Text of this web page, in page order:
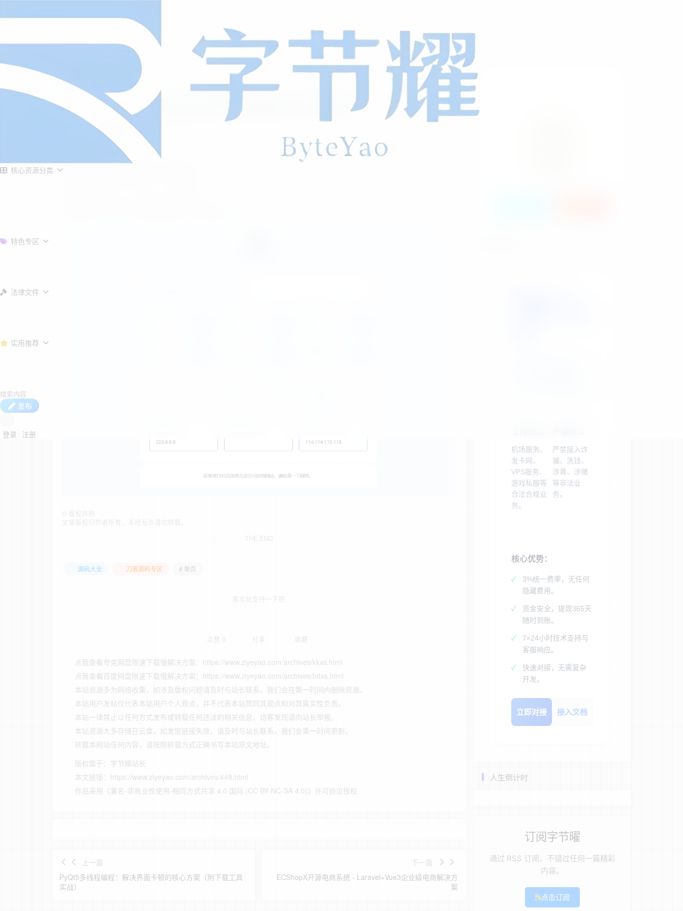
核心资源分类
特色专区
法律文件
实用推荐
发布
登录 注册
正文
静鱼引导页导航系统源码 全开源 带后台
字节耀站长
1月14日发布
正在检测是否收录...
静鱼引导页导航系统源码 全开源 带后台
源码大全 刀客源码专区 # 单页
点赞 0 分享 收藏
点我查看夸克网盘限速下载慢解决方案：https://www.ziyeyao.com/archives/kkxs.html
点我查看百度网盘限速下载慢解决方案：https://www.ziyeyao.com/archives/bdxs.html
本站资源多为网络收集，如涉及版权问题请及时与站长联系，我们会在第一时间内删除资源。
本站用户发帖仅代表本站用户个人观点，并不代表本站赞同其观点和对其真实性负责。
本站一律禁止以任何方式发布或转载任何违法的相关信息，访客发现请向站长举报。
本站资源大多存储在云盘，如发现链接失效，请及时与站长联系，我们会第一时间更新。
转载本网站任何内容，请按照转载方式正确书写本站原文地址。
版权属于： 字节耀站长
本文链接： https://www.ziyeyao.com/archives/449.html
作品采用 《署名-非商业性使用-相同方式共享 4.0 国际 (CC BY-NC-SA 4.0)》许可协议授权
上一篇
PyQt5多线程编程：解决界面卡顿的核心方案（附下载工具
实战）
下一篇
ECShopX开源电商系统 - Laravel+Vue3企业级电商解决方
案
机场服务、
发卡网、
VPS服务、
游戏私服等
合法合规业
务。
严禁接入诈
骗、洗钱、
涉黄、涉赌
等非法业
务。
核心优势：
3%统一费率，无任何
隐藏费用。
资金安全，提现365天
随时到账。
7×24小时技术支持与
客服响应。
快速对接，无需复杂
开发。
立即对接 接入文档
人生倒计时
订阅字节曜
通过 RSS 订阅，不错过任何一篇精彩
内容。
点击订阅